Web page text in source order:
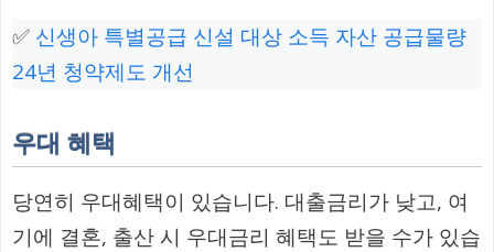
✅ 신생아 특별공급 신설 대상 소득 자산 공급물량
24년 청약제도 개선
우대 혜택
당연히 우대혜택이 있습니다. 대출금리가 낮고, 여
기에 결혼, 출산 시 우대금리 혜택도 받을 수가 있습